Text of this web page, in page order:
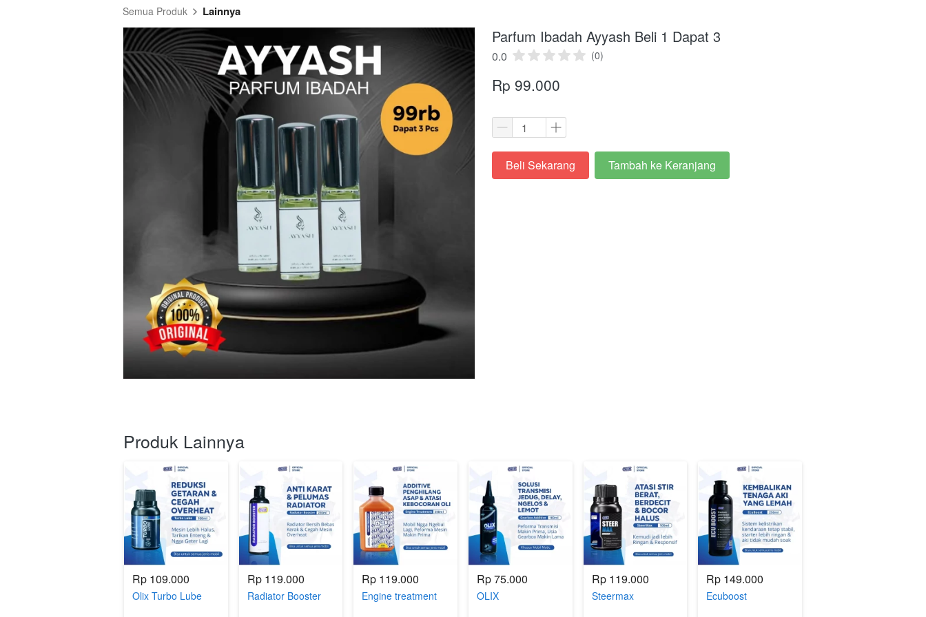
Semua Produk Lainnya
Parfum Ibadah Ayyash Beli 1 Dapat 3
0.0 (0)
Rp 99.000
`Beli Sekarang `
Tambah ke Keranjang
Produk Lainnya
Rp 109.000
Olix Turbo Lube
Rp 119.000
Radiator Booster
Rp 119.000
Engine treatment
Rp 75.000
OLIX
Rp 119.000
Steermax
Rp 149.000
Ecuboost